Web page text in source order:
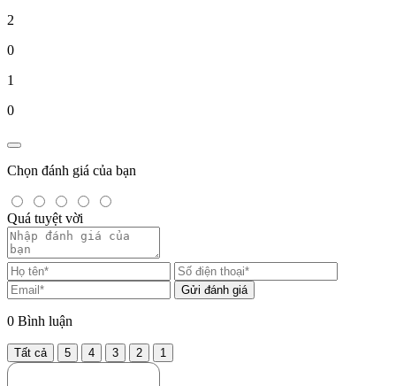
2
0
1
0
Chọn đánh giá của bạn
Quá tuyệt vời
Gửi đánh giá
0 Bình luận
Tất cả 5 4 3 2 1